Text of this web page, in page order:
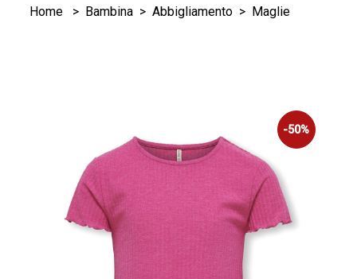
Home > Bambina > Abbigliamento > Maglie
-50%